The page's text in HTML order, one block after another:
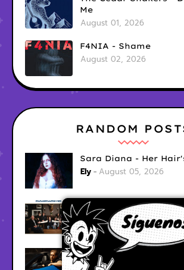
Me
August 01, 2026
F4NIA - Shame
August 02, 2026
RANDOM
Sara Diana - Her
Ely August 05, 2026
Good Vibes
Don't Care
Ely August 05, 2026
Hyperwulf - FaceTime
Ely August 04, 2026